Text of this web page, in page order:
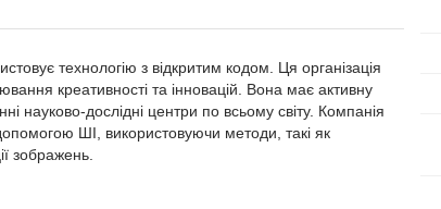
технологію з відкритим кодом. Ця організація
креативності та інновацій. Вона має активну
науково-дослідні центри по всьому світу. Компанія
ШІ, використовуючи методи, такі як
зображень.